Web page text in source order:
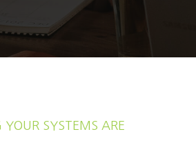
YOUR SYSTEMS ARE